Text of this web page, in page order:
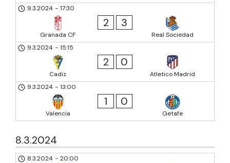
9.3.2024 - 17:30
Granada CF
2 3
Real Sociedad
9.3.2024 - 15:15
Cadiz
2 0
Atletico Madrid
9.3.2024 - 13:00
Valencia
1 0
Getafe
8.3.2024
8.3.2024 - 20:00